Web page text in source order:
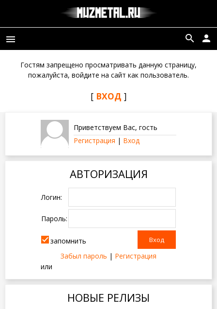
menu person
search
Гостям запрещено просматривать данную страницу,
пожалуйста, войдите на сайт как пользователь.
[ ВХОД ]
Приветствуем Вас, гость
Регистрация | Вход
АВТОРИЗАЦИЯ
Логин:
Пароль:
запомнить
Забыл пароль | Регистрация
или
НОВЫЕ РЕЛИЗЫ